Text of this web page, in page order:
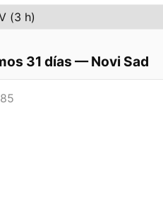
(3 h)
31 días —Novi Sad